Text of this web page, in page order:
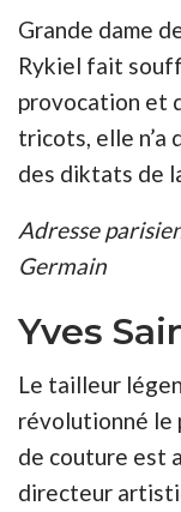
Grande dame
Rykiel fait
provocation et
tricots, elle n’a
des diktats de
Adresse
Germain
Yves
Le tailleur
révolutionné le
de couture est
directeur